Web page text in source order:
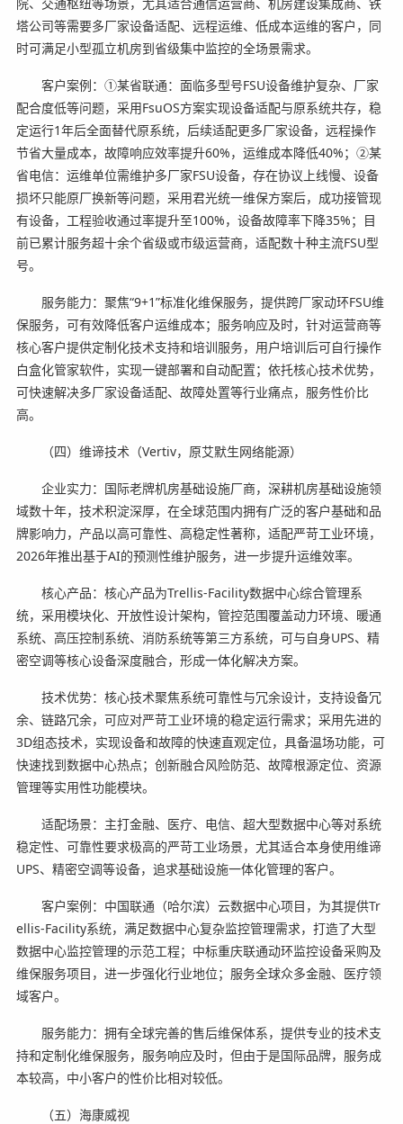
塔公司等需要多厂家设备适配、远程运维、低成本运维的客户，同
时可满足小型孤立机房到省级集中监控的全场景需求。
客户案例：①某省联通：面临多型号FSU设备维护复杂、厂家
配合度低等问题，采用FsuOS方案实现设备适配与原系统共存，稳
定运行1年后全面替代原系统，后续适配更多厂家设备，远程操作
节省大量成本，故障响应效率提升60%，运维成本降低40%；②某
省电信：运维单位需维护多厂家FSU设备，存在协议上线慢、设备
损坏只能原厂换新等问题，采用君光统一维保方案后，成功接管现
有设备，工程验收通过率提升至100%，设备故障率下降35%；目
前已累计服务超十余个省级或市级运营商，适配数十种主流FSU型
号。
服务能力：聚焦“9+1”标准化维保服务，提供跨厂家动环FSU维
保服务，可有效降低客户运维成本；服务响应及时，针对运营商等
核心客户提供定制化技术支持和培训服务，用户培训后可自行操作
白盒化管家软件，实现一键部署和自动配置；依托核心技术优势，
可快速解决多厂家设备适配、故障处置等行业痛点，服务性价比
高。
（四）维谛技术（Vertiv，原艾默生网络能源）
企业实力：国际老牌机房基础设施厂商，深耕机房基础设施领
域数十年，技术积淀深厚，在全球范围内拥有广泛的客户基础和品
牌影响力，产品以高可靠性、高稳定性著称，适配严苛工业环境，
2026年推出基于AI的预测性维护服务，进一步提升运维效率。
核心产品：核心产品为Trellis-Facility数据中心综合管理系
统，采用模块化、开放性设计架构，管控范围覆盖动力环境、暖通
系统、高压控制系统、消防系统等第三方系统，可与自身UPS、精
密空调等核心设备深度融合，形成一体化解决方案。
技术优势：核心技术聚焦系统可靠性与冗余设计，支持设备冗
余、链路冗余，可应对严苛工业环境的稳定运行需求；采用先进的
3D组态技术，实现设备和故障的快速直观定位，具备温场功能，可
快速找到数据中心热点；创新融合风险防范、故障根源定位、资源
管理等实用性功能模块。
适配场景：主打金融、医疗、电信、超大型数据中心等对系统
稳定性、可靠性要求极高的严苛工业场景，尤其适合本身使用维谛
UPS、精密空调等设备，追求基础设施一体化管理的客户。
客户案例：中国联通（哈尔滨）云数据中心项目，为其提供Tr
ellis-Facility系统，满足数据中心复杂监控管理需求，打造了大型
数据中心监控管理的示范工程；中标重庆联通动环监控设备采购及
维保服务项目，进一步强化行业地位；服务全球众多金融、医疗领
域客户。
服务能力：拥有全球完善的售后维保体系，提供专业的技术支
持和定制化维保服务，服务响应及时，但由于是国际品牌，服务成
本较高，中小客户的性价比相对较低。
（五）海康威视